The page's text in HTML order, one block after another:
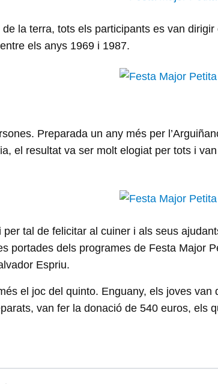
la terra, tots els participants es van
els anys 1969 i 1987.
Preparada un any més per
el resultat va ser molt elogiat per tots i
tal de felicitar al cuiner i als seus
portades dels programes de Festa Major
Espriu.
el joc del quinto. Enguany, els joves van
van fer la donació de 540 euros, els